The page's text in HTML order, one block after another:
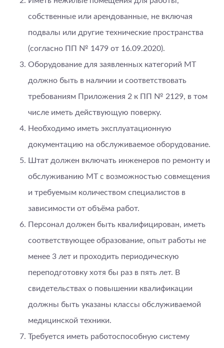
собственные или арендованные, не включая
подвалы или другие технические пространства
(согласно ПП № 1479 от 16.09.2020).
Оборудование для заявленных категорий МТ
должно быть в наличии и соответствовать
требованиям Приложения 2 к ПП № 2129, в том
числе иметь действующую поверку.
Необходимо иметь эксплуатационную
документацию на обслуживаемое оборудование.
Штат должен включать инженеров по ремонту и
обслуживанию МТ с возможностью совмещения
и требуемым количеством специалистов в
зависимости от объёма работ.
Персонал должен быть квалифицирован, иметь
соответствующее образование, опыт работы не
менее 3 лет и проходить периодическую
переподготовку хотя бы раз в пять лет. В
свидетельствах о повышении квалификации
должны быть указаны классы обслуживаемой
медицинской техники.
Требуется иметь работоспособную систему